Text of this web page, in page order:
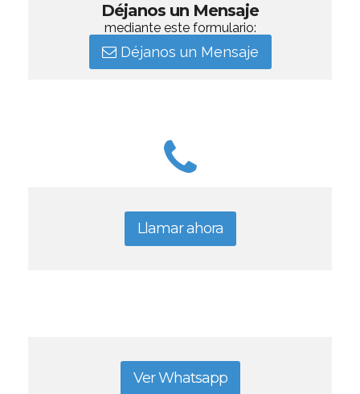
Déjanos un Mensaje
mediante este formulario:
Déjanos un Mensaje
Llamar ahora
Ver Whatsapp